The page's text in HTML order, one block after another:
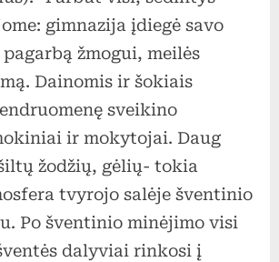
gimnazija įdiegė savo
žmogui, meilės
Dainomis ir šokiais
sveikino
ir mokytojai. Daug
žodžių, gėlių- tokia
tvyrojo salėje šventinio
Po šventinio minėjimo visi
dalyviai rinkosi į